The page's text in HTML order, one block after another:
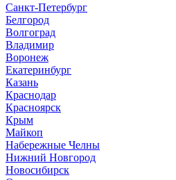
Санкт-Петербург
Белгород
Волгоград
Владимир
Воронеж
Екатеринбург
Казань
Краснодар
Красноярск
Крым
Майкоп
Набережные Челны
Нижний Новгород
Новосибирск